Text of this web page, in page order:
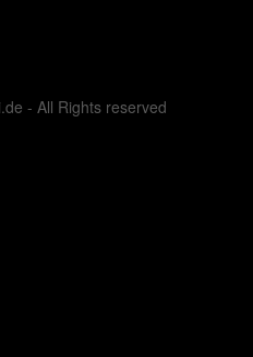
- All Rights reserved